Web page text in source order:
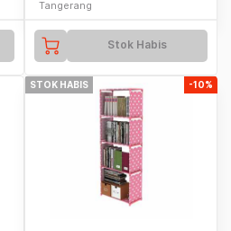
Tangerang
Stok Habis
STOK HABIS -10%